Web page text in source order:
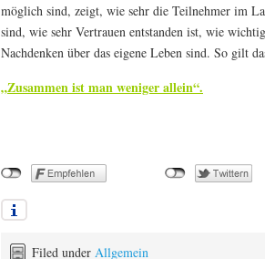
möglich sind, zeigt, wie sehr die Teilnehmer im
sind, wie sehr Vertrauen entstanden ist, wie
Nachdenken über das eigene Leben sind. So gilt
„Zusammen ist man weniger allein“.
Filed under Allgemein